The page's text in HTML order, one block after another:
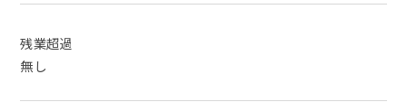
残業超過
無し